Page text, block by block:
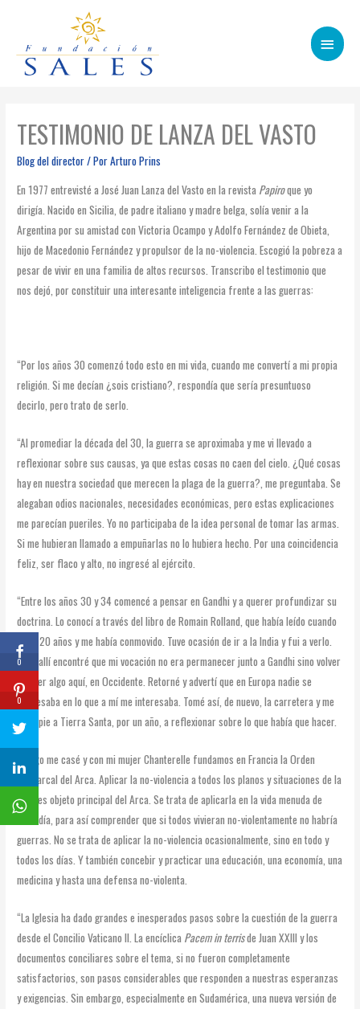
0
0
Menú
TESTIMONIO DE LANZA DEL VASTO
Blog del director/ PorArturo Prins
En 1977 entrevisté a José Juan Lanza del Vasto en la revista Papiroque yo
dirigía. Nacido en Sicilia, de padre italiano y madre belga, solía venir a la
Argentina por su amistad con Victoria Ocampo y Adolfo Fernández de Obieta,
hijo de Macedonio Fernández y propulsor de la no-violencia. Escogió la pobreza a
pesar de vivir en una familia de altos recursos. Transcribo el testimonio que
nos dejó, por constituir una interesante inteligencia frente a las guerras:
“Por los años 30 comenzó todo esto en mi vida, cuando me convertí a mi propia
religión. Si me decían ¿sois cristiano?, respondía que sería presuntuoso
decirlo, pero trato de serlo.
“Al promediar la década del 30, la guerra se aproximaba y me vi llevado a
reflexionar sobre sus causas, ya que estas cosas no caen del cielo. ¿Qué cosas
hay en nuestra sociedad que merecen la plaga de la guerra?, me preguntaba. Se
alegaban odios nacionales, necesidades económicas, pero estas explicaciones
me parecían pueriles. Yo no participaba de la idea personal de tomar las armas.
Si me hubieran llamado a empuñarlas no lo hubiera hecho. Por una coincidencia
feliz, ser flaco y alto, no ingresé al ejército.
“Entre los años 30 y 34 comencé a pensar en Gandhi y a querer profundizar su
doctrina. Lo conocí a través del libro de Romain Rolland, que había leído cuando
tenía 20 años y me había conmovido. Tuve ocasión de ir a la India y fui a verlo.
Pero allí encontré que mi vocación no era permanecer junto a Gandhi sino volver
y hacer algo aquí, en Occidente. Retorné y advertí que en Europa nadie se
interesaba en lo que a mí me interesaba. Tomé así, de nuevo, la carretera y me
fui a pie a Tierra Santa, por un año, a reflexionar sobre lo que había que hacer.
“Luego me casé y con mi mujer Chanterelle fundamos en Francia la Orden
Patriarcal del Arca. Aplicar la no-violencia a todos los planos y situaciones de la
vida, es objeto principal del Arca. Se trata de aplicarla en la vida menuda de
cada día, para así comprender que si todos vivieran no-violentamente no habría
guerras. No se trata de aplicar la no-violencia ocasionalmente, sino en todo y
todos los días. Y también concebir y practicar una educación, una economía, una
medicina y hasta una defensa no-violenta.
“La Iglesia ha dado grandes e inesperados pasos sobre la cuestión de la guerra
desde el Concilio Vaticano II. La encíclica Pacem in terrisde Juan XXIII y los
documentos conciliares sobre el tema, si no fueron completamente
satisfactorios, son pasos considerables que responden a nuestras esperanzas
y exigencias. Sin embargo, especialmente en Sudamérica, una nueva versión de